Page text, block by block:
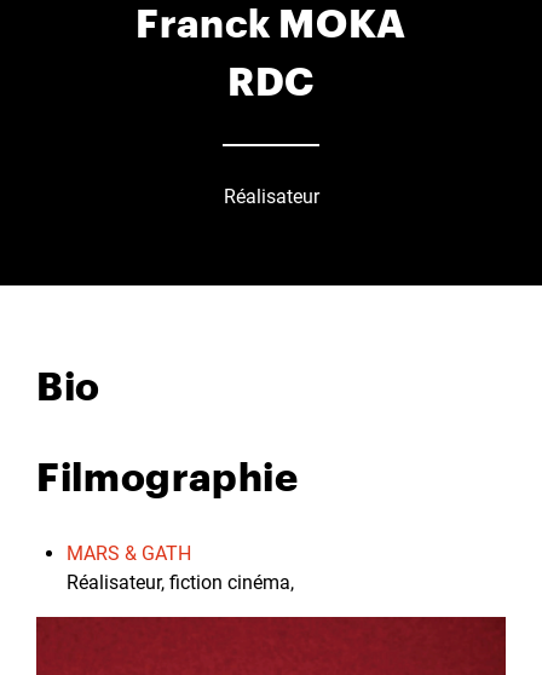
Franck MOKA
RDC
Réalisateur
Bio
Filmographie
MARS & GATH
Réalisateur, fiction cinéma,